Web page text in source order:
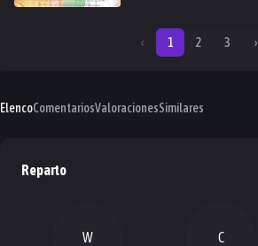
‹ 1 2 3 ›
ElencoComentariosValoracionesSimilares
Reparto
W C